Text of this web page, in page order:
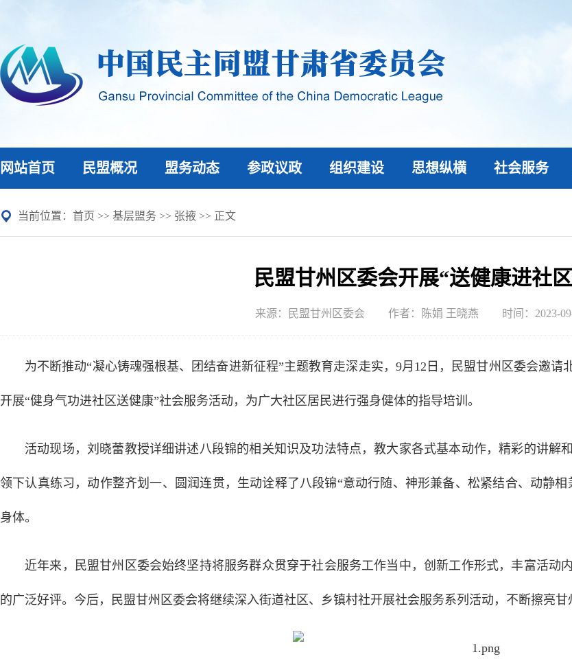
网站首页 民盟概况 盟务动态 参政议政 组织建设 思想纵横 社会服务
当前位置： 首页 >> 基层盟务 >> 张掖 >> 正文
民盟甘州区委会开展“送健康进社
来源：民盟甘州区委会 作者：陈娟 王晓燕 时间：2023-
为不断推动“凝心铸魂强根基、团结奋进新征程”主题教育走深走实，9月12日，民盟甘州区委会邀
开展“健身气功进社区送健康”社会服务活动，为广大社区居民进行强身健体的指导培训。
活动现场，刘晓蕾教授详细讲述八段锦的相关知识及功法特点，教大家各式基本动作，精彩的讲
领下认真练习，动作整齐划一、圆润连贯，生动诠释了八段锦“意动行随、神形兼备、松紧结合、动静
身体。
近年来，民盟甘州区委会始终坚持将服务群众贯穿于社会服务工作当中，创新工作形式，丰富活
的广泛好评。今后，民盟甘州区委会将继续深入街道社区、乡镇村社开展社会服务系列活动，不断擦亮甘